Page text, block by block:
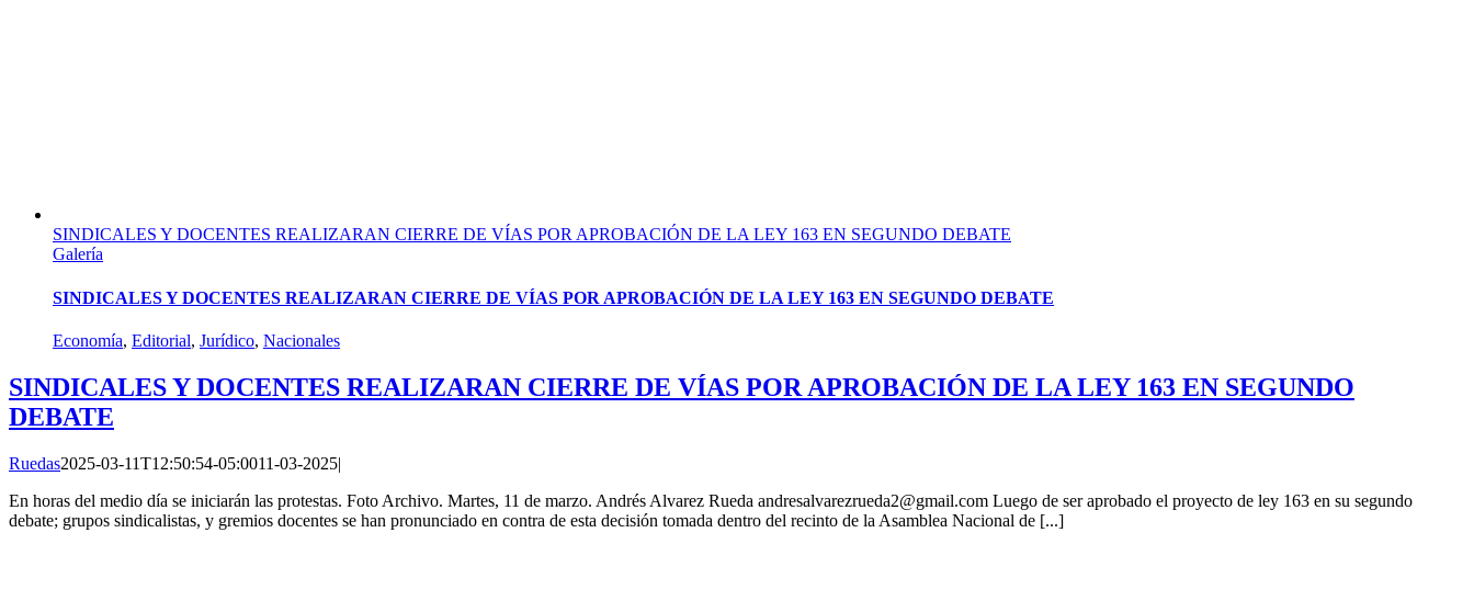
SINDICALES Y DOCENTES REALIZARAN CIERRE DE VÍAS POR APROBACIÓN DE LA LEY 163 EN SEGUNDO DEBATE
Galería
SINDICALES Y DOCENTES REALIZARAN CIERRE DE VÍAS POR APROBACIÓN DE LA LEY 163 EN SEGUNDO DEBATE
Economía, Editorial, Jurídico, Nacionales
SINDICALES Y DOCENTES REALIZARAN CIERRE DE VÍAS POR APROBACIÓN DE LA LEY 163 EN SEGUNDO
DEBATE
Ruedas2025-03-11T12:50:54-05:0011-03-2025|
En horas del medio día se iniciarán las protestas. Foto Archivo. Martes, 11 de marzo. Andrés Alvarez Rueda andresalvarezrueda2@gmail.com Luego de ser aprobado el proyecto de ley 163 en su segundo
debate; grupos sindicalistas, y gremios docentes se han pronunciado en contra de esta decisión tomada dentro del recinto de la Asamblea Nacional de [...]